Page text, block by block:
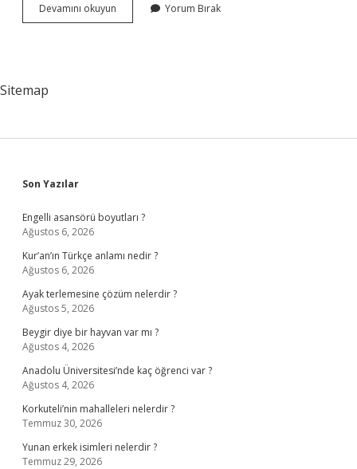
Devamını okuyun Astrolojide
Zararda
Yorum Bırak
Sitemap
Sidebar
Son Yazılar
Engelli asansörü boyutları ?
Ağustos 6, 2026
Kur’an’ın Türkçe anlamı nedir ?
Ağustos 6, 2026
Ayak terlemesine çözüm nelerdir ?
Ağustos 5, 2026
Beygir diye bir hayvan var mı ?
Ağustos 4, 2026
Anadolu Üniversitesi’nde kaç öğrenci var ?
Ağustos 4, 2026
Korkuteli’nin mahalleleri nelerdir ?
Temmuz 30, 2026
Yunan erkek isimleri nelerdir ?
Temmuz 29, 2026